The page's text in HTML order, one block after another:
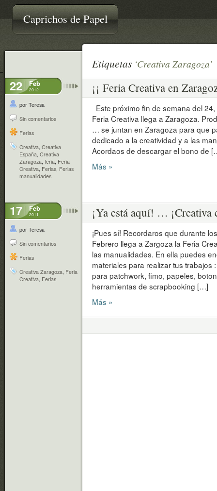
Caprichos de Papel
Etiquetas ‘Creativa Zaragoza’
22 Feb
2012
por Teresa
Sin comentarios
Ferias
Creativa, Creativa
España, Creativa
Zaragoza, feria, Feria
Creativa, Ferias, Ferias
manualidades
¡¡ Feria Creativa en
Este próximo fin de semana del
Feria Creativa llega a Zaragoza.
… se juntan en Zaragoza para que
dedicado a la creatividad y a las
Acordaos de descargar el bono de
Más »
17 Feb
2011
por Teresa
Sin comentarios
Ferias
Creativa Zaragoza, Feria
Creativa, Ferias
¡Ya está aquí! … ¡Creativa
¡Pues sí! Recordaros que durante
Febrero llega a Zargoza la Feria
las manualidades. En ella puedes
materiales para realizar tus trabajos
para patchwork, fimo, papeles,
herramientas de scrapbooking […]
Más »